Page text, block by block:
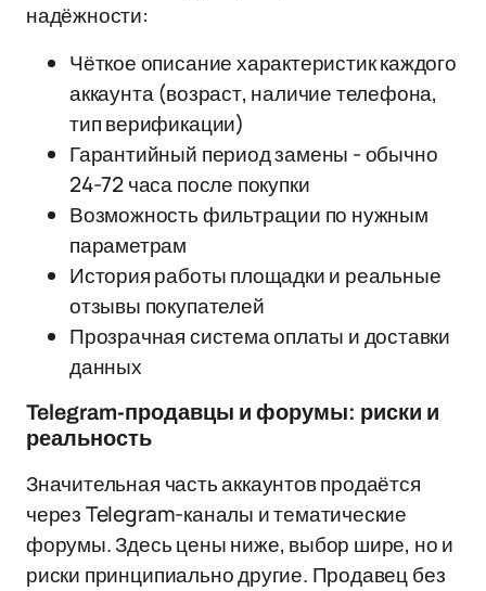
надёжности:
Чёткое описание характеристик каждого
аккаунта (возраст, наличие телефона,
тип верификации)
Гарантийный период замены - обычно
24-72 часа после покупки
Возможность фильтрации по нужным
параметрам
История работы площадки и реальные
отзывы покупателей
Прозрачная система оплаты и доставки
данных
Telegram-продавцы и форумы: риски и
реальность
Значительная часть аккаунтов продаётся
через Telegram-каналы и тематические
форумы. Здесь цены ниже, выбор шире, но и
риски принципиально другие. Продавец без